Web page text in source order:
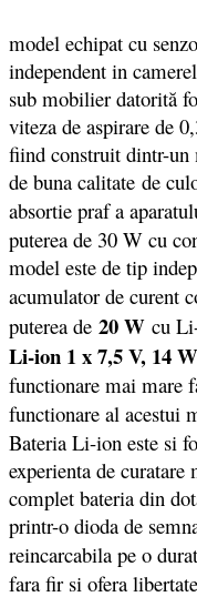
model echipat cu
independent in
sub mobilier datorită
viteza de aspirare de
fiind construit dintr-
de buna calitate de
absortie praf a
puterea de 30 W cu
model este de tip
acumulator de curent
puterea de 20 W cu
Li-ion 1 x 7,5 V, 14
functionare mai mare
functionare al acestui
Bateria Li-ion este si
experienta de
complet bateria din
printr-o dioda de
reincarcabila pe o
fara fir si ofera